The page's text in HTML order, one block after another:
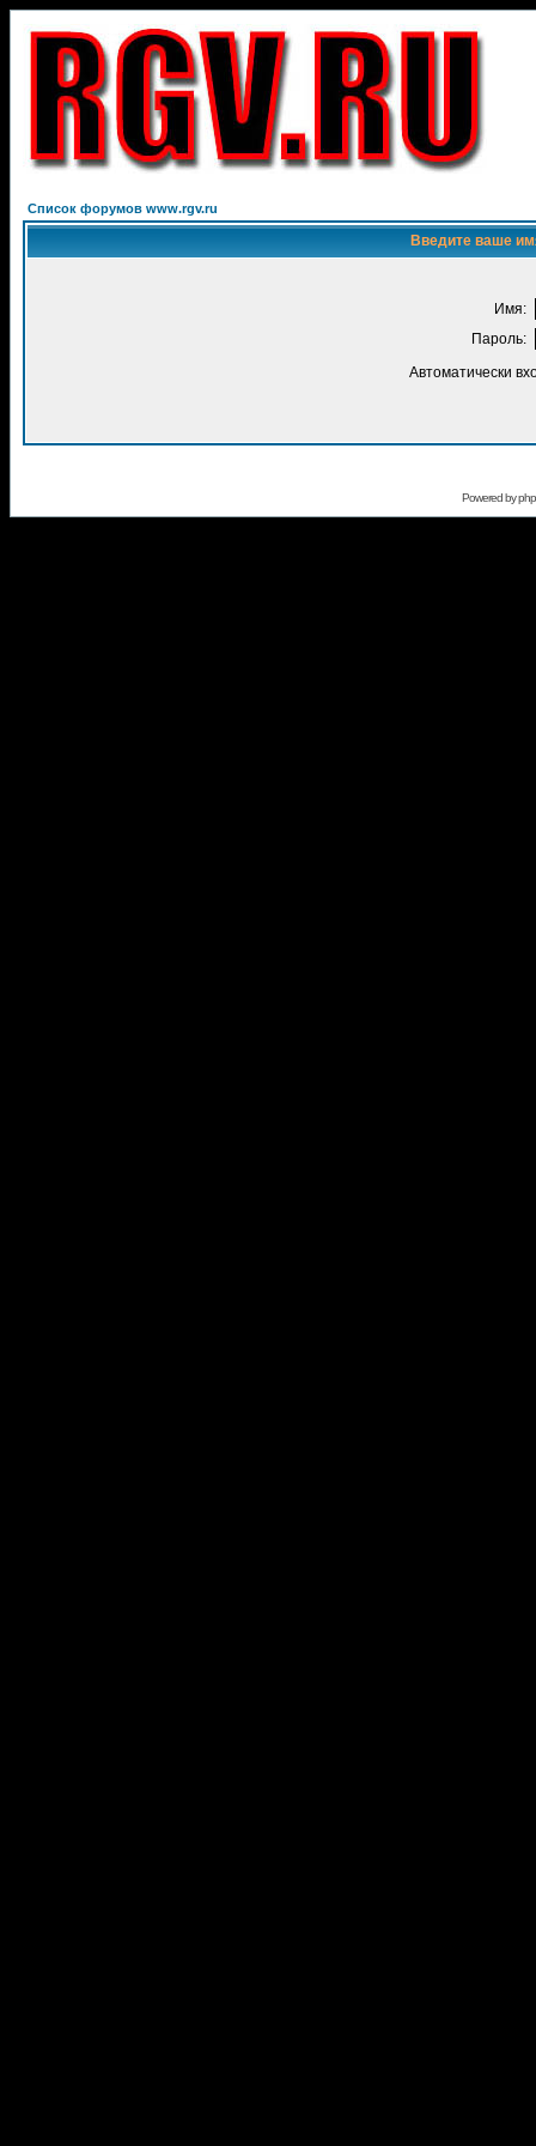
Список форумов www.rgv.ru
Введите ваше
Имя:
Пароль:
Автоматически
Powered by